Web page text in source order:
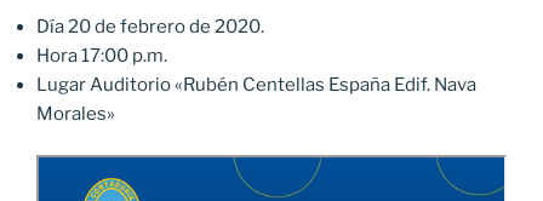
Día 20 de febrero de 2020.
Hora 17:00 p.m.
Lugar Auditorio «Rubén Centellas España Edif. Nava
Morales»